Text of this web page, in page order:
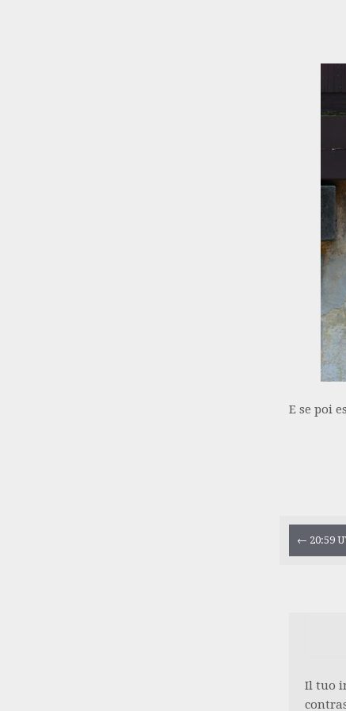
E se poi
← 20:59
Il tuo